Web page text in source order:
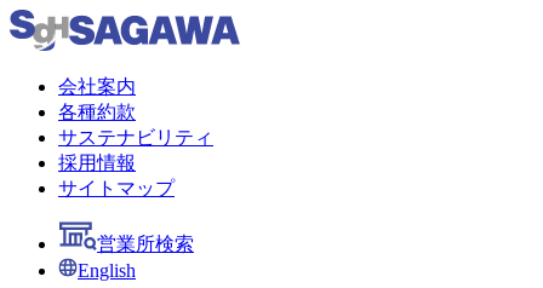
会社案内
各種約款
サステナビリティ
採用情報
サイトマップ
営業所検索
English